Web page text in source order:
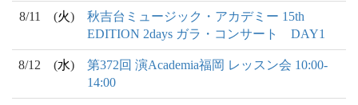
8/11 (火)
秋吉台ミュージック・アカデミー 15th
EDITION 2days ガラ・コンサート DAY1
8/12 (水)
第372回 演Academia福岡 レッスン会 10:00-
14:00